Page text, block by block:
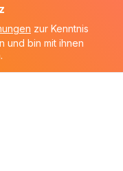
zur Kenntnis
und bin mit ihnen